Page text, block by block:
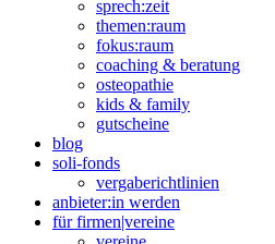
sprech:zeit
themen:raum
fokus:raum
coaching & beratung
osteopathie
kids & family
gutscheine
blog
soli-fonds
vergaberichtlinien
anbieter:in werden
für firmen|vereine